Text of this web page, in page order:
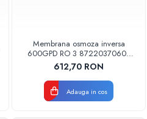
Membrana osmoza inversa
600GPD RO 3 87220370603
RO-600 Aquapur Valhoh Valrom
612,70 RON
Adauga in cos